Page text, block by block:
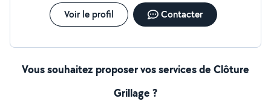
Voir le profil Contacter
Vous souhaitez proposer vos services de Clôture
Grillage ?